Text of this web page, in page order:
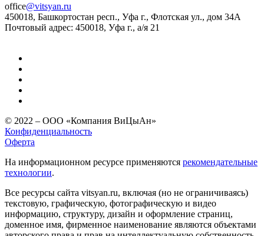
office@vitsyan.ru
450018, Башкортостан респ., Уфа г., Флотская ул., дом 34А
Почтовый адрес: 450018, Уфа г., а/я 21
© 2022 – ООО «Компания ВиЦыАн»
Конфиденциальность
Оферта
На информационном ресурсе применяются рекомендательные
технологии.
Все ресурсы сайта vitsyan.ru, включая (но не ограничиваясь)
текстовую, графическую, фотографическую и видео
информацию, структуру, дизайн и оформление страниц,
доменное имя, фирменное наименование являются объектами